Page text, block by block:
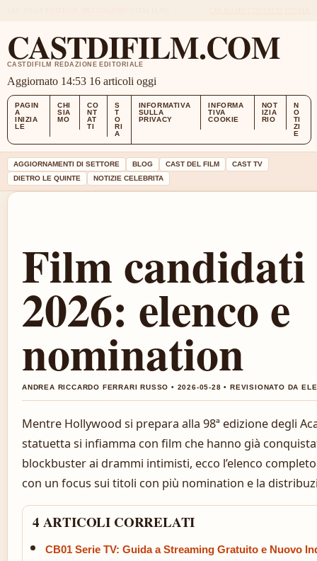
CASTDIFILM.COM
CASTDIFILM REDAZIONE EDITORIALE
Aggiornato 14:53 16 articoli oggi
PAGIN
A
INIZIA
LE
CHI
SIA
MO
CO
NT
AT
TI
S
T
O
RI
A
INFORMATIVA
SULLA
PRIVACY
INFORMA
TIVA
COOKIE
NOT
IZIA
RIO
N
O
TI
ZI
E
AGGIORNAMENTI DI SETTORE BLOG CAST DEL FILM
CAST TV
DIETRO LE QUINTE
NOTIZIE CELEBRITA
Film candidati
2026: elenco e
nomination
ANDREA RICCARDO FERRARI RUSSO • 2026-05-28 • REVISIONATO DA
Mentre Hollywood si prepara alla 98ª edizione degli
statuetta si infiamma con film che hanno già
blockbuster ai drammi intimisti, ecco l’elenco
con un focus sui titoli con più nomination e la
4 ARTICOLI CORRELATI
CB01 Serie TV: Guida a Streaming Gratuito e Nuovo